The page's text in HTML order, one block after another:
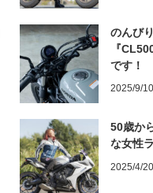
のんび
『
です！
2025/9/10
50歳か
な女性
2025/4/20